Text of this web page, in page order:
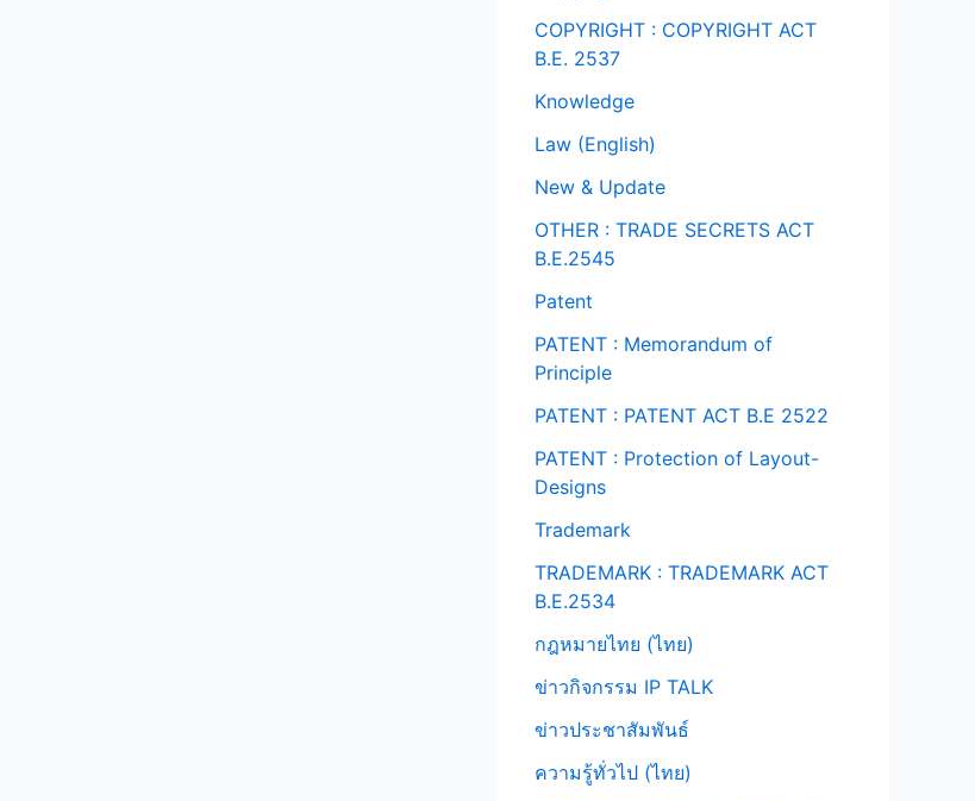
COPYRIGHT : COPYRIGHT ACT
B.E. 2537
Knowledge
Law (English)
New & Update
OTHER : TRADE SECRETS ACT
B.E.2545
Patent
PATENT : Memorandum of
Principle
PATENT : PATENT ACT B.E 2522
PATENT : Protection of Layout-
Designs
Trademark
TRADEMARK : TRADEMARK ACT
B.E.2534
กฎหมายไทย (ไทย)
ข่าวกิจกรรม IP TALK
ข่าวประชาสัมพันธ์
ความรู้ทั่วไป (ไทย)